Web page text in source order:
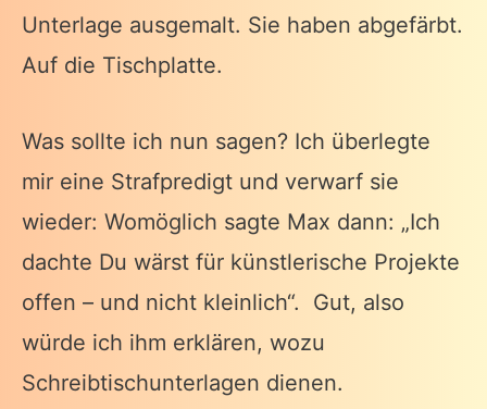
Unterlage ausgemalt. Sie haben abgefärbt.
Auf die Tischplatte.
Was sollte ich nun sagen? Ich überlegte
mir eine Strafpredigt und verwarf sie
wieder: Womöglich sagte Max dann: „Ich
dachte Du wärst für künstlerische Projekte
offen – und nicht kleinlich“. Gut, also
würde ich ihm erklären, wozu
Schreibtischunterlagen dienen.